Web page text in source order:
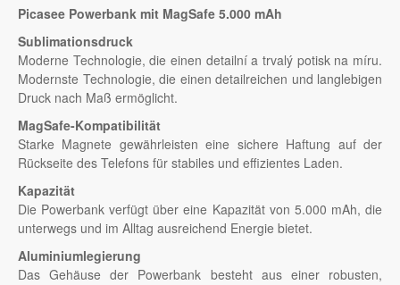
Picasee Powerbank mit MagSafe 5.000 mAh
Sublimationsdruck
Moderne Technologie, die einen detailní a trvalý potisk na míru.
Modernste Technologie, die einen detailreichen und langlebigen
Druck nach Maß ermöglicht.
MagSafe-Kompatibilität
Starke Magnete gewährleisten eine sichere Haftung auf der
Rückseite des Telefons für stabiles und effizientes Laden.
Kapazität
Die Powerbank verfügt über eine Kapazität von 5.000 mAh, die
unterwegs und im Alltag ausreichend Energie bietet.
Aluminiumlegierung
Das Gehäuse der Powerbank besteht aus einer robusten,